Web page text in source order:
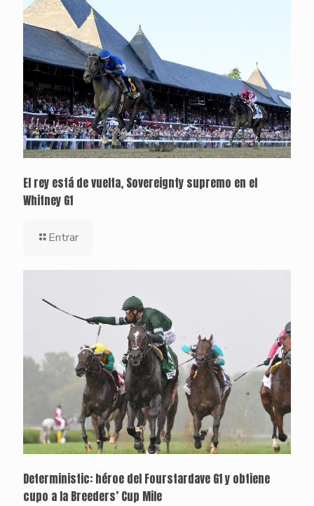
El rey está de vuelta, Sovereignty supremo en el
Whitney G1
Entrar
Deterministic: héroe del Fourstardave G1 y obtiene
cupo a la Breeders’ Cup Mile